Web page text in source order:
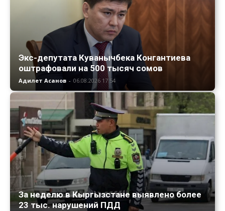
Экс-депутата Куванычбека Конгантиева
оштрафовали на 500 тысяч сомов
Адилет Асанов - 06.08.2026 17:54
За неделю в Кыргызстане выявлено более
23 тыс. нарушений ПДД